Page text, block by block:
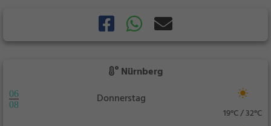
Nürnberg
06
08
Donnerstag
19°C / 32°C